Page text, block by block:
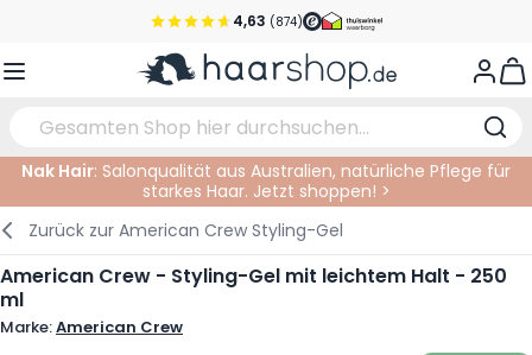
Zum Inhalt springen 4,63 (874)
Vor 22 Uhr bestellt, noch heute versendet!*
Haarpflege
Styling
Haarfarbe
Gesichtspflege
Körperpflege
Bräunungsprodukte
Augenbrauen
Augen
Lippen
Nagelprodukte
Nagel Zubehör
Haarprodukte
Rasierprodukte
Bartpflege
Elektrisch
Rasieren
Schneidzubehör
Im Salon
Schneiden
Haarfarbe
Nak Hair: Salonqualität aus Australien, natürliche Pflege für
starkes Haar. Jetzt shoppen! >
Zurück zur American Crew Styling-Gel
American Crew - Styling-Gel mit leichtem Halt - 250
ml
Marke:American Crew